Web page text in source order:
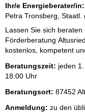
Ihr/e Energieberater/in:
Petra Tronsberg, Staatl.
Lassen Sie sich
Förderberatung
kostenlos, kompetent
Beratungszeit: jeden
18:00 Uhr
Beratungsort: 87452
Anmeldung: zu den